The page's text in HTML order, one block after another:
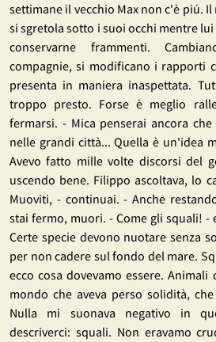
settimane il vecchio Max non c'è piú.
si sgretola sotto i suoi occhi mentre
conservarne frammenti.
compagnie, si modificano i rapporti
presenta in maniera inaspettata.
troppo presto. Forse è meglio
fermarsi. - Mica penserai ancora
nelle grandi città... Quella è un'idea
Avevo fatto mille volte discorsi del
uscendo bene. Filippo ascoltava, lo
Muoviti, - continuai. - Anche
stai fermo, muori. - Come gli squali! -
Certe specie devono nuotare senza
per non cadere sul fondo del mare.
ecco cosa dovevamo essere.
mondo che aveva perso solidità,
Nulla mi suonava negativo in
descriverci: squali. Non eravamo